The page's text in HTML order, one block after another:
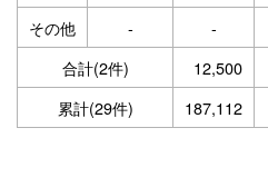
その他
- -
合計(2件)
12,500
累計(29件)
187,112